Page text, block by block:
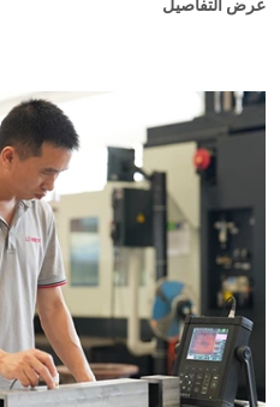
عرض التفاصيل